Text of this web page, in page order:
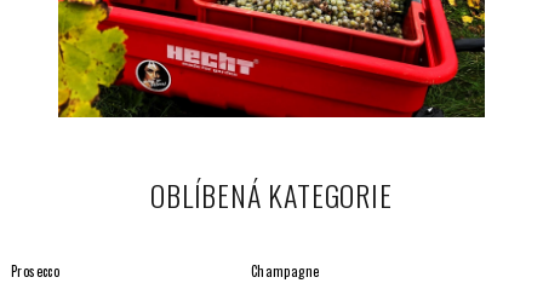
OBLÍBENÁ KATEGORIE
Prosecco Champagne